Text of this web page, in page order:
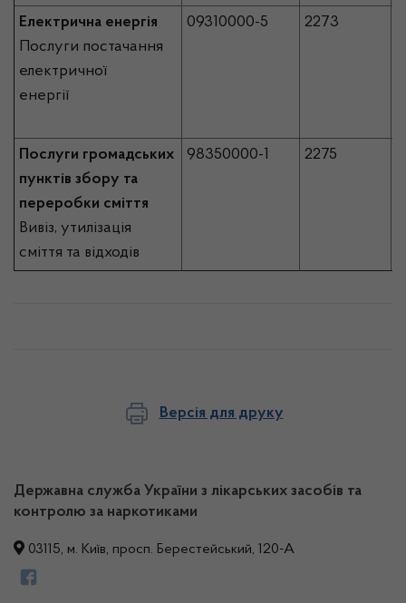
Електрична енергія
Послуги постачання
електричної
енергії
09310000-5 2273
Послуги громадських
пунктів збору та
переробки сміття
Вивіз, утилізація
сміття та відходів
98350000-1 2275
Версія для друку
Державна служба України з лікарських засобів та
контролю за наркотиками
03115, м. Київ, просп. Берестейський, 120-А